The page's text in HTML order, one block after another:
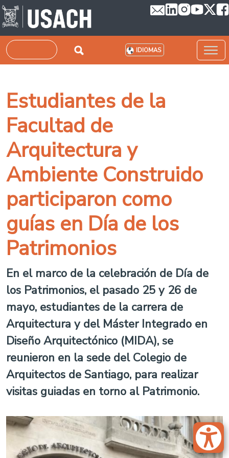
Pasar al contenido principal
Buscar IDIOMAS
Estudiantes de la
Facultad de
Arquitectura y
Ambiente Construido
participaron como
guías en Día de los
Patrimonios
En el marco de la celebración de Día de
los Patrimonios, el pasado 25 y 26 de
mayo, estudiantes de la carrera de
Arquitectura y del Máster Integrado en
Diseño Arquitectónico (MIDA), se
reunieron en la sede del Colegio de
Arquitectos de Santiago, para realizar
visitas guiadas en torno al Patrimonio.